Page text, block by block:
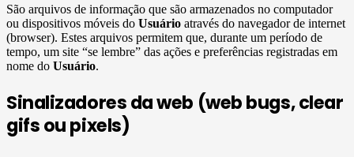
São arquivos de informação que são armazenados no computador
ou dispositivos móveis do Usuário através do navegador de internet
(browser). Estes arquivos permitem que, durante um período de
tempo, um site “se lembre” das ações e preferências registradas em
nome do Usuário.
Sinalizadores da web (web bugs, clear
gifs ou pixels)